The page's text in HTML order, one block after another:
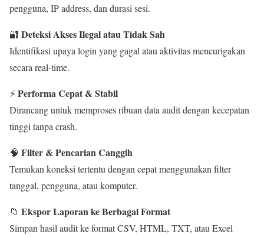
pengguna, IP address, dan durasi sesi.
🔐 Deteksi Akses Ilegal atau Tidak Sah
Identifikasi upaya login yang gagal atau aktivitas mencurigakan
secara real-time.
⚡Performa Cepat & Stabil
Dirancang untuk memproses ribuan data audit dengan kecepatan
tinggi tanpa crash.
🧠 Filter & Pencarian Canggih
Temukan koneksi tertentu dengan cepat menggunakan filter
tanggal, pengguna, atau komputer.
📁 Ekspor Laporan ke Berbagai Format
Simpan hasil audit ke format CSV, HTML, TXT, atau Excel